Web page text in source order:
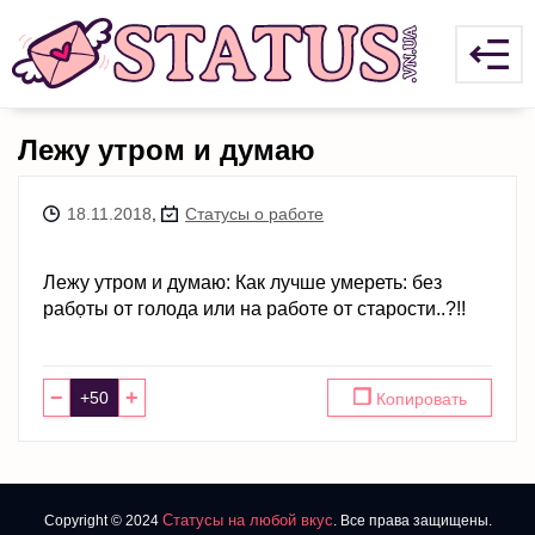
Лежу утром и думаю
18.11.2018 Статусы о работе
Лежу утром и думаю: Как лучше умереть: без
рабọты от гoлoдa или на работе от cтарости..?!!
− + ❐ Копировать
Copyright © 2024 Статусы на любой вкус. Все права защищены.